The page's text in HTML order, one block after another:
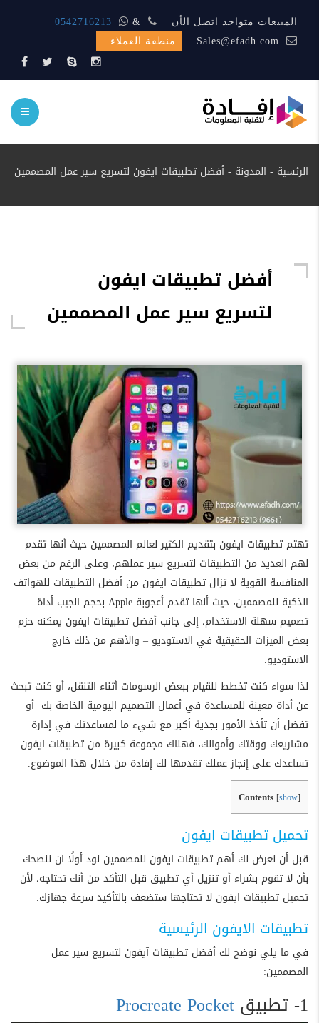
المبيعات متواجد اتصل الأن &
0542716213
منطقة العملاء
الرئسية - المدونة -أفضل تطبيقات ايفون لتسريع سير عمل المصممين
أفضل تطبيقات ايفون
لتسريع سير عمل المصممين
تهتم تطبيقات ايفون بتقديم الكثير لعالم المصممين حيث أنها تقدم
لهم العديد من التطبيقات لتسريع سير عملهم، وعلى الرغم من بعض
المنافسة القوية لا تزال تطبيقات ايفون من أفضل التطبيقات للهواتف
الذكية للمصممين، حيث أنها تقدم أعجوبة Apple بحجم الجيب أداة
تصميم سهلة الاستخدام، إلى جانب أفضل تطبيقات ايفون يمكنه حزم
بعض الميزات الحقيقية في الاستوديو – والأهم من ذلك خارج
الاستوديو.
لذا سواء كنت تخطط للقيام ببعض الرسومات أثناء التنقل، أو كنت تبحث
عن أداة معينة للمساعدة في أعمال التصميم اليومية الخاصة بك أو
تفضل أن تأخذ الأمور بجدية أكبر مع شيء ما لمساعدتك في إدارة
مشاريعك ووقتك وأموالك، فهناك مجموعة كبيرة من تطبيقات ايفون
تساعدك على إنجاز عملك تقدمها لك إفادة من خلال هذا الموضوع.
Contents [show]
تحميل تطبيقات ايفون
قبل أن نعرض لك أهم تطبيقات ايفون للمصممين نود أولًا ان ننصحك
بأن لا تقوم بشراء أو تنزيل أي تطبيق قبل التأكد من أنك تحتاجه، لأن
تحميل تطبيقات ايفون لا تحتاجها ستضعف بالتأكيد سرعة جهازك.
تطبيقات الايفون الرئيسية
في ما يلي نوضح لك أفضل تطبيقات آيفون لتسريع سير عمل
المصممين:
1- تطبيق Procreate Pocket